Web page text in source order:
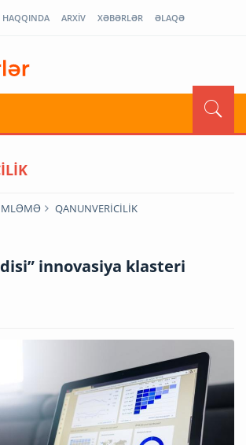
HAQQINDA ARXİV XƏBƏRLƏR ƏLAQƏ
QANUNVERİCİLİK
innovasiya klasteri